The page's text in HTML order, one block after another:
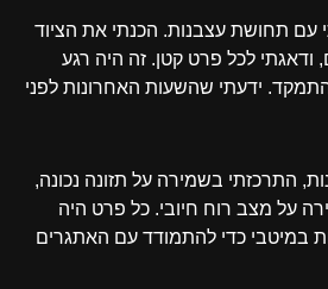
עם תחושת עצבנות. הכנתי את הציוד
ודאגתי לכל פרט קטן. זה היה רגע
ידעתי שהשעות האחרונות לפני
התרכזתי בשמירה על תזונה נכונה,
על מצב רוח חיובי. כל פרט היה
במיטבי כדי להתמודד עם האתגרים